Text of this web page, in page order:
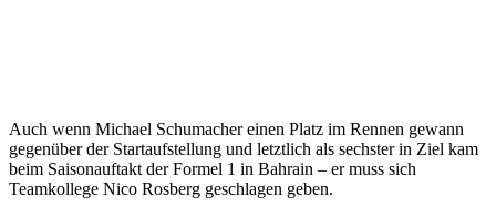
Auch wenn Michael Schumacher einen Platz im Rennen gewann
gegenüber der Startaufstellung und letztlich als sechster in Ziel kam
beim Saisonauftakt der Formel 1 in Bahrain – er muss sich
Teamkollege Nico Rosberg geschlagen geben.